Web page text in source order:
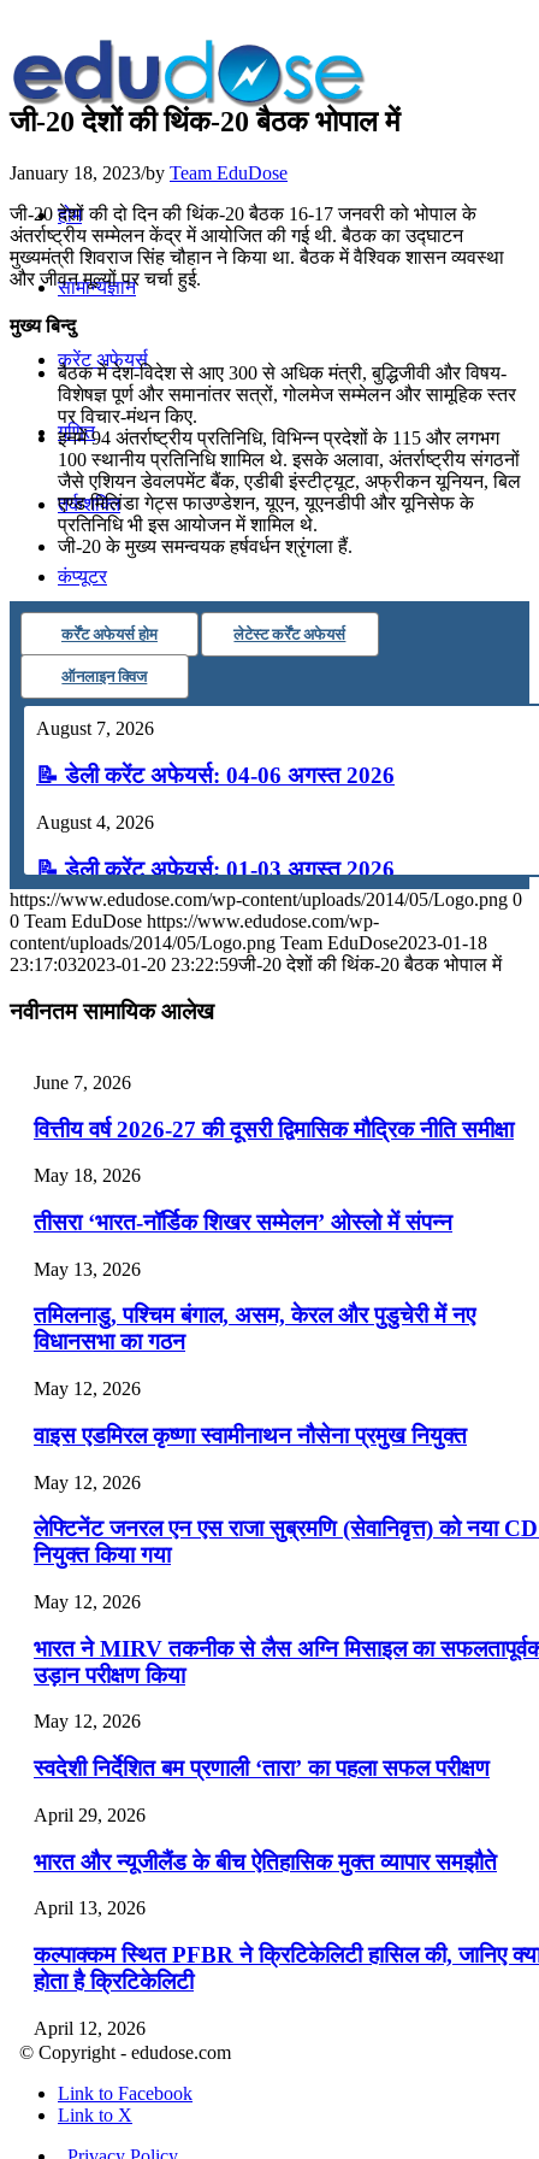
होम
सामान्यज्ञान
करेंट अफेयर्स
गणित
तर्कशक्ति
कंप्यूटर
अंग्रेजी
मॉक टेस्ट
Menu Menu
जी-20 देशों की थिंक-20 बैठक भोपाल में
January 18, 2023/by Team EduDose
जी-20 देशों की दो दिन की थिंक-20 बैठक 16-17 जनवरी को भोपाल के
अंतर्राष्ट्रीय सम्मेलन केंद्र में आयोजित की गई थी. बैठक का उद्घाटन
मुख्यमंत्री शिवराज सिंह चौहान ने किया था. बैठक में वैश्विक शासन व्यवस्था
और जीवन मूल्यों पर चर्चा हुई.
मुख्य बिन्दु
बैठक में देश-विदेश से आए 300 से अधिक मंत्री, बुद्धिजीवी और विषय-
विशेषज्ञ पूर्ण और समानांतर सत्रों, गोलमेज सम्मेलन और सामूहिक स्तर
पर विचार-मंथन किए.
इनमें 94 अंतर्राष्ट्रीय प्रतिनिधि, विभिन्न प्रदेशों के 115 और लगभग
100 स्थानीय प्रतिनिधि शामिल थे. इसके अलावा, अंतर्राष्ट्रीय संगठनों
जैसे एशियन डेवलपमेंट बैंक, एडीबी इंस्टीट्यूट, अफ्रीकन यूनियन, बिल
एण्ड मिलिंडा गेट्स फाउण्डेशन, यूएन, यूएनडीपी और यूनिसेफ के
प्रतिनिधि भी इस आयोजन में शामिल थे.
जी-20 के मुख्य समन्वयक हर्षवर्धन श्रृंगला हैं.
कर्रेंट अफेयर्स होम लेटेस्ट कर्रेंट अफेयर्स
ऑनलाइन क्विज
August 7, 2026
📝 डेली करेंट अफेयर्स: 04-06 अगस्त 2026
August 4, 2026
📝 डेली करेंट अफेयर्स: 01-03 अगस्त 2026
July 31, 2026
📝 डेली करेंट अफेयर्स: 28-31 जुलाई 2026
July 28, 2026
📝 डेली करेंट अफेयर्स: 22-24 जुलाई 2026
📝 डेली करेंट अफेयर्स: 16-18 जुलाई 2026
https://www.edudose.com/wp-content/uploads/2014/05/Logo.png 0
0 Team EduDose https://www.edudose.com/wp-
content/uploads/2014/05/Logo.png Team EduDose2023-01-18
23:17:032023-01-20 23:22:59जी-20 देशों की थिंक-20 बैठक भोपाल में
नवीनतम सामायिक आलेख
June 7, 2026
वित्तीय वर्ष 2026-27 की दूसरी द्विमासिक मौद्रिक नीति समीक्षा
May 18, 2026
तीसरा ‘भारत-नॉर्डिक शिखर सम्मेलन’ ओस्लो में संपन्न
May 13, 2026
तमिलनाडु, पश्चिम बंगाल, असम, केरल और पुडुचेरी में नए
विधानसभा का गठन
May 12, 2026
वाइस एडमिरल कृष्णा स्वामीनाथन नौसेना प्रमुख नियुक्त
May 12, 2026
लेफ्टिनेंट जनरल एन एस राजा सुब्रमणि (सेवानिवृत्त) को नया
नियुक्त किया गया
May 12, 2026
भारत ने MIRV तकनीक से लैस अग्नि मिसाइल का
उड़ान परीक्षण किया
May 12, 2026
स्वदेशी निर्देशित बम प्रणाली ‘तारा’ का पहला सफल परीक्षण
April 29, 2026
भारत और न्यूजीलैंड के बीच ऐतिहासिक मुक्त व्यापार समझौते
April 13, 2026
कल्पाक्कम स्थित PFBR ने क्रिटिकेलिटी हासिल की, जानिए
होता है क्रिटिकेलिटी
April 12, 2026
April 9, 2026
© Copyright - edudose.com
Link to Facebook
Link to X